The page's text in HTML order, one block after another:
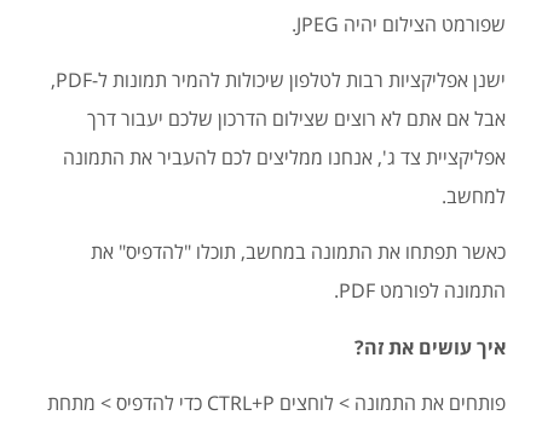
שפורמט הצילום יהיה JPEG.
ישנן אפליקציות רבות לטלפון שיכולות להמיר תמונות ל-PDF,
אבל אם אתם לא רוצים שצילום הדרכון שלכם יעבור דרך
אפליקציית צד ג', אנחנו ממליצים לכם להעביר את התמונה
למחשב.
כאשר תפתחו את התמונה במחשב, תוכלו "להדפיס" את
התמונה לפורמט PDF.
איך עושים את זה?
פותחים את התמונה > לוחצים CTRL+P כדי להדפיס > מתחת